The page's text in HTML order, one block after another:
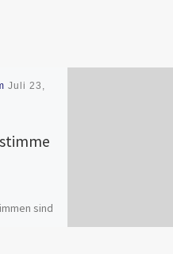
Juli 23,
sind